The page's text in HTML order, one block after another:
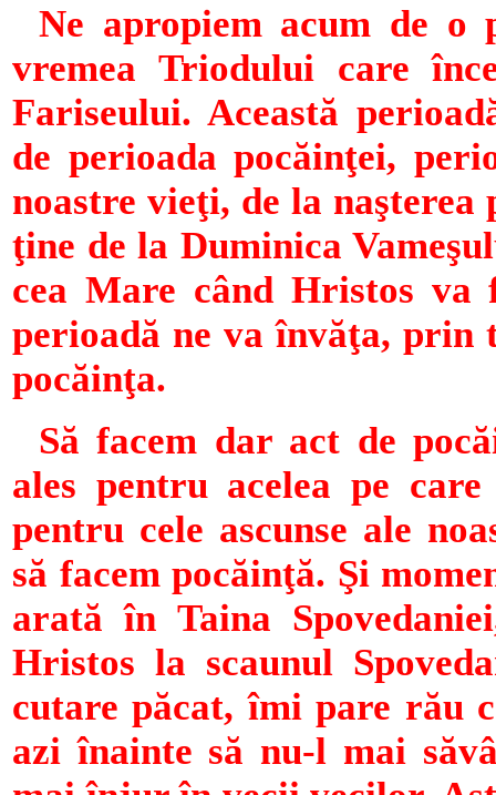
Ne apropiem acum de
vremea Triodului care
Fariseului. Această
de perioada pocăinţei,
noastre vieţi, de la
ţine de la Duminica
cea Mare când Hristos
perioadă ne va învăţa, prin
pocăinţa.
Să facem dar act de
ales pentru acelea pe
pentru cele ascunse ale
să facem pocăinţă. Şi
arată în Taina
Hristos la scaunul
cutare păcat, îmi pare rău
azi înainte să nu-l mai